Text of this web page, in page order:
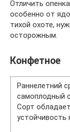
Отличить
особенно от
тихой охоте,
осторожным.
Конфетное
Раннелетний
самоплодный
Сорт
устойчивость